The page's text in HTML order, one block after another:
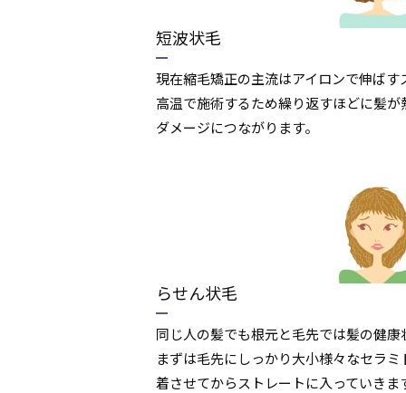
短波状毛
現在縮毛矯正の主流はアイロンで伸ばす
高温で施術するため繰り返すほどに髪
ダメージにつながります。
らせん状毛
同じ人の髪でも根元と毛先では髪の健康
まずは毛先にしっかり大小様々なセラ
着させてからストレートに入っていき